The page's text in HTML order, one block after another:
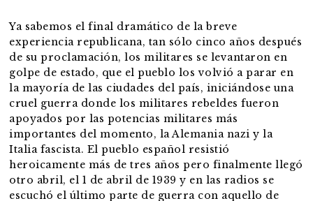
Ya sabemos el final dramático de la breve
experiencia republicana, tan sólo cinco años después
de su proclamación, los militares se levantaron en
golpe de estado, que el pueblo los volvió a parar en
la mayoría de las ciudades del país, iniciándose una
cruel guerra donde los militares rebeldes fueron
apoyados por las potencias militares más
importantes del momento, la Alemania nazi y la
Italia fascista. El pueblo español resistió
heroicamente más de tres años pero finalmente llegó
otro abril, el 1 de abril de 1939 y en las radios se
escuchó el último parte de guerra con aquello de